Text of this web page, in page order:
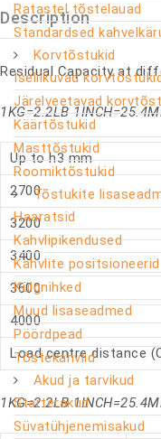
Ratastel tõstelauad
Standardsed
Korvtõstukid
Iseliikuvad
Järelveetavad
Käärtõstukid
Masttõstukid
Roomiktõstukid
Tõstukite
Haaratsid
Kahvlipikendused
Kahvlite positsioneerid
Külgnihked
Muud lisaseadmed
Pöördpead
Tõstekahvlid
Akud ja tarvikud
Starterakud
Süvatühjenemisakud
Description
Residual Capacity at
1KG=2.2LB
Up to h3 mm
2700
3200
3400
3600
4000
Load centre distance
1KG=2.2LB